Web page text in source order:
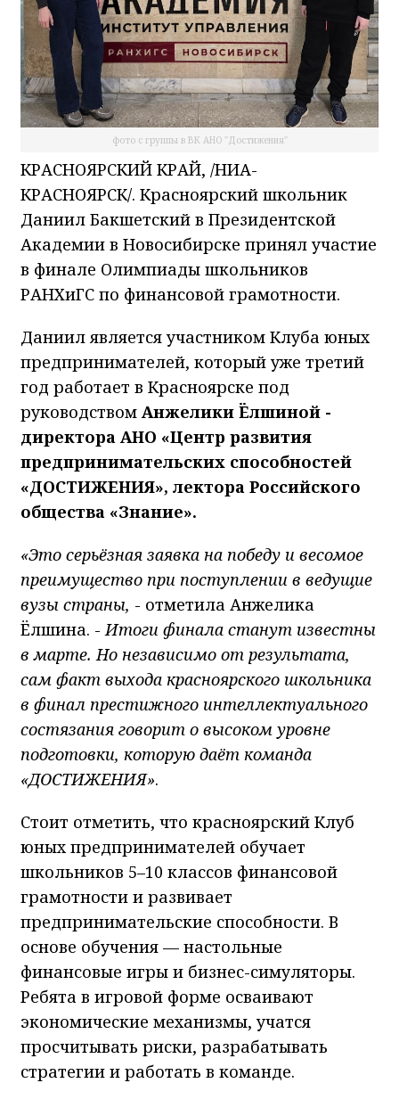
фото с группы в ВК АНО "Достижения"
КРАСНОЯРСКИЙ КРАЙ, /НИА-
КРАСНОЯРСК/. Красноярский школьник
Даниил Бакшетский в Президентской
Академии в Новосибирске принял участие
в финале Олимпиады школьников
РАНХиГС по финансовой грамотности.
Даниил является участником Клуба юных
предпринимателей, который уже третий
год работает в Красноярске под
руководством Анжелики Ёлшиной -
директора АНО «Центр развития
предпринимательских способностей
«ДОСТИЖЕНИЯ», лектора Российского
общества «Знание».
«Это серьёзная заявка на победу и весомое
преимущество при поступлении в ведущие
вузы страны, - отметила Анжелика
Ёлшина. - Итоги финала станут известны
в марте. Но независимо от результата,
сам факт выхода красноярского школьника
в финал престижного интеллектуального
состязания говорит о высоком уровне
подготовки, которую даёт команда
«ДОСТИЖЕНИЯ».
Стоит отметить, что красноярский Клуб
юных предпринимателей обучает
школьников 5–10 классов финансовой
грамотности и развивает
предпринимательские способности. В
основе обучения — настольные
финансовые игры и бизнес-симуляторы.
Ребята в игровой форме осваивают
экономические механизмы, учатся
просчитывать риски, разрабатывать
стратегии и работать в команде.